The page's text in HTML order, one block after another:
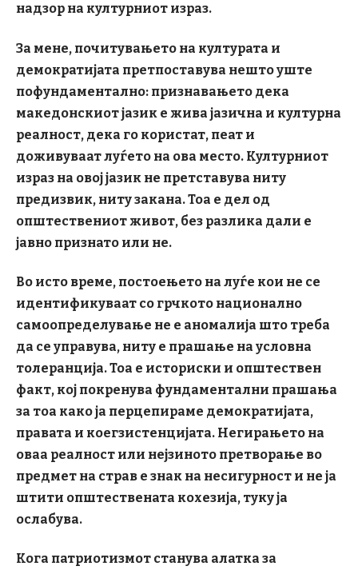
надзор на културниот израз.
За мене, почитувањето на културата и
демократијата претпоставува нешто уште
пофундаментално: признавањето дека
македонскиот јазик е жива јазична и културна
реалност, дека го користат, пеат и
доживуваат луѓето на ова место. Културниот
израз на овој јазик не претставува ниту
предизвик, ниту закана. Тоа е дел од
општествениот живот, без разлика дали е
јавно признато или не.
Во исто време, постоењето на луѓе кои не се
идентификуваат со грчкото национално
самоопределување не е аномалија што треба
да се управува, ниту е прашање на условна
толеранција. Тоа е историски и општествен
факт, кој покренува фундаментални прашања
за тоа како ја перцепираме демократијата,
правата и коегзистенцијата. Негирањето на
оваа реалност или нејзиното претворање во
предмет на страв е знак на несигурност и не ја
штити општествената кохезија, туку ја
ослабува.
Кога патриотизмот станува алатка за